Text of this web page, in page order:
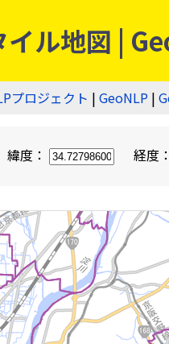
ル地図 |
プロジェクト | GeoNLP |
緯度： 経度：